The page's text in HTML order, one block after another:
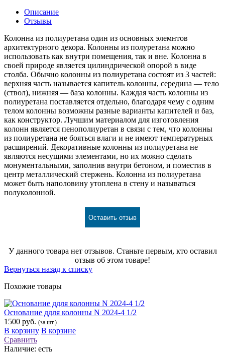
Описание
Отзывы
Колонна из полиуретана один из основных элемнтов
архитектурного декора. Колонны из полуретана можно
использовать как внутри помещения, так и вне. Колонна в
своей природе является цилиндрической опорой в виде
столба. Обычно колонны из полиуретана состоят из 3 частей:
верхняя часть называется капитель колонны, середина — тело
(ствол), нижняя — база колонны. Каждая часть колонны из
полиуретана поставляется отдельно, благодаря чему с одним
телом колонны возможны разные варианты капителей и баз,
как конструктор. Лучшим материалом для изготовления
колонн является пенополиуретан в связи с тем, что колонны
из полиуретана не бояться влаги и не имеют температурных
расширений. Декоративные колонны из полиуретана не
являются несущими элементами, но их можно сделать
монументальными, заполнив внутри бетоном, и поместив в
центр металлический стержень. Колонна из полиуретана
может быть наполовину утоплена в стену и называться
полуколонной.
Оставить отзыв
У данного товара нет отзывов. Станьте первым, кто оставил
отзыв об этом товаре!
Вернуться назад к списку
Похожие товары
Основание ддля колонны N 2024-4 1/2
1500 руб. (за шт.)
В корзину В корзине
Сравнить
Наличие: есть